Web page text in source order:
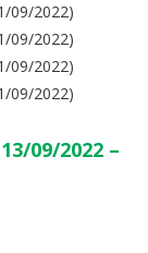
09/2022)
09/2022)
09/2022)
09/2022)
09/2022 –